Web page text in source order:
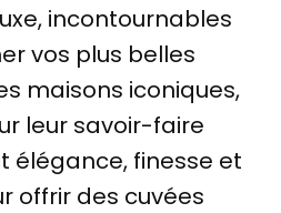
incontournables
vos plus belles
maisons iconiques,
leur savoir-faire
élégance, finesse et
offrir des cuvées